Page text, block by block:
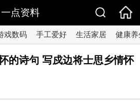
一点资料
戏数码 手工爱好 生活家居 健康养
的诗句 写戍边将士思乡情怀